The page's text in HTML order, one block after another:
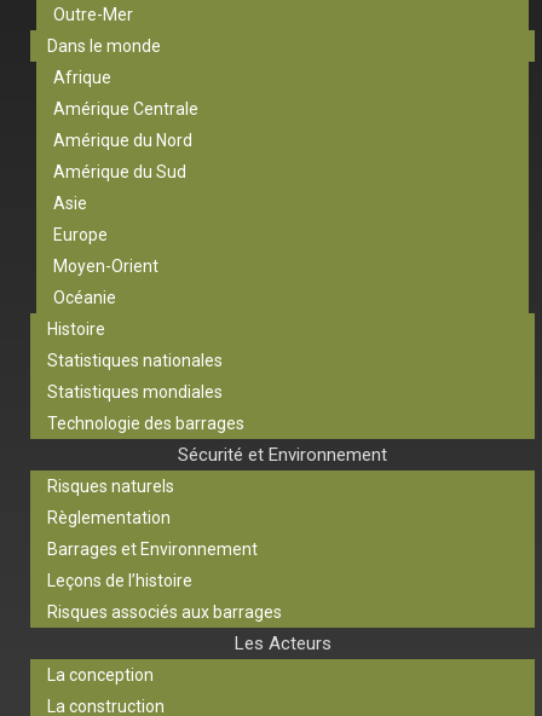
Outre-Mer
Dans le monde
Afrique
Amérique Centrale
Amérique du Nord
Amérique du Sud
Asie
Europe
Moyen-Orient
Océanie
Histoire
Statistiques nationales
Statistiques mondiales
Technologie des barrages
Sécurité et Environnement
Risques naturels
Règlementation
Barrages et Environnement
Leçons de l’histoire
Risques associés aux barrages
Les Acteurs
La conception
La construction